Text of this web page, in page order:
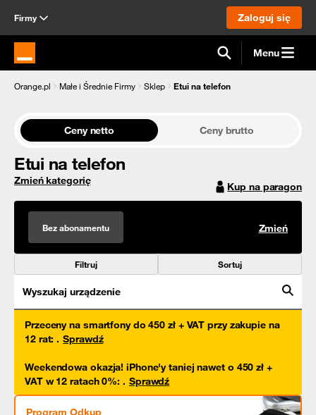
Firmy Zaloguj się
Strona główna Orange.pl Menu
Orange.pl Małe i Średnie Firmy Sklep Etui na telefon
Ceny netto Ceny brutto
Etui na telefon
Zmień kategorię Kup na paragon
Bez abonamentu Zmień
Filtruj Sortuj
Wyszukaj urządzenie
Przeceny na smartfony do 450 zł + VAT przy zakupie na
12 rat: . Sprawdź
Weekendowa okazja! iPhone'y taniej nawet o 450 zł +
VAT w 12 ratach 0%: . Sprawdź
Program Odkup